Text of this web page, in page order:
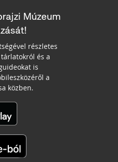
Múzeum
részletes
és a
is
a
közben.